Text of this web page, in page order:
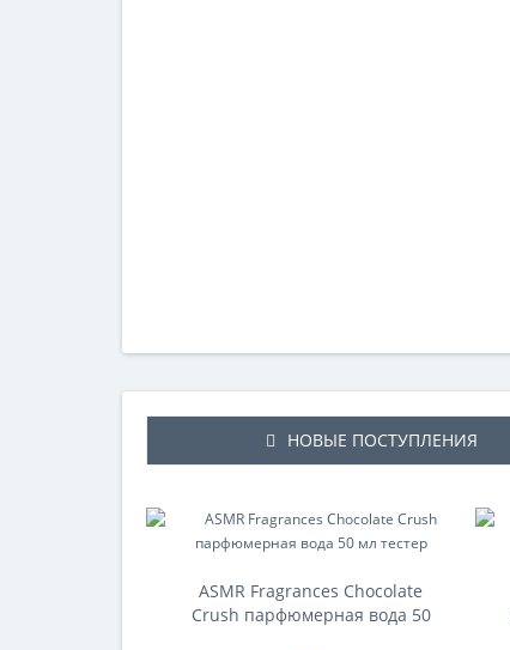
НОВЫЕ ПОСТУПЛЕНИЯ
ASMR Fragrances Chocolate
Crush парфюмерная вода 50